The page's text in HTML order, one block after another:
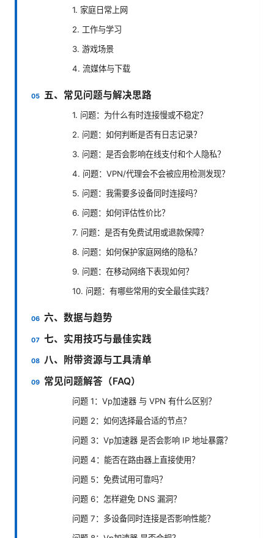
1. 家庭日常上网
2. 工作与学习
3. 游戏场景
4. 流媒体与下载
五、常见问题与解决思路
1. 问题：为什么有时连接慢或不稳定？
2. 问题：如何判断是否有日志记录？
3. 问题：是否会影响在线支付和个人隐私？
4. 问题：VPN/代理会不会被应用检测发现？
5. 问题：我需要多设备同时连接吗？
6. 问题：如何评估性价比？
7. 问题：是否有免费试用或退款保障？
8. 问题：如何保护家庭网络的隐私？
9. 问题：在移动网络下表现如何？
10. 问题：有哪些常用的安全最佳实践？
六、数据与趋势
七、实用技巧与最佳实践
八、附带资源与工具清单
常见问题解答（FAQ）
问题 1：Vp加速器 与 VPN 有什么区别？
问题 2：如何选择最合适的节点？
问题 3：Vp加速器 是否会影响 IP 地址暴露？
问题 4：能否在路由器上直接使用？
问题 5：免费试用可靠吗？
问题 6：怎样避免 DNS 漏洞？
问题 7：多设备同时连接是否影响性能？